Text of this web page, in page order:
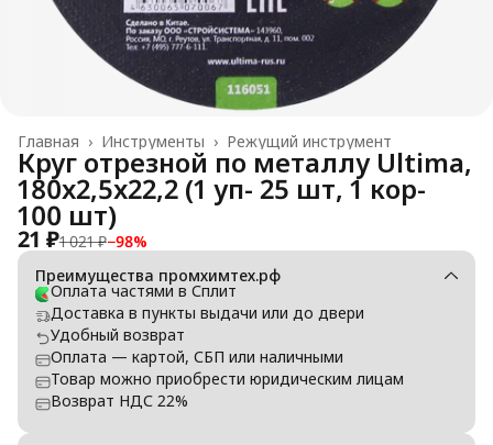
Режущий инструмент
Инструменты ›
Главная ›
Круг отрезной по металлу Ultima,
180x2,5x22,2 (1 уп- 25 шт, 1 кор-
100 шт)
21 ₽1 021 ₽−98%
Преимущества промхимтех.рф
Оплата частями в Сплит
Доставка в пункты выдачи или до двери
Удобный возврат
Оплата — картой, СБП или наличными
Товар можно приобрести юридическим лицам
Возврат НДС 22%